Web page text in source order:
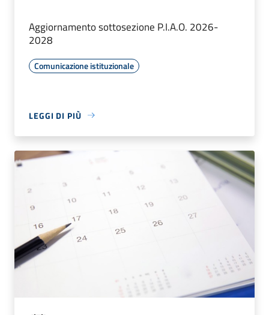
Aggiornamento sottosezione P.I.A.O. 2026-
2028
Comunicazione istituzionale
LEGGI DI PIÙ